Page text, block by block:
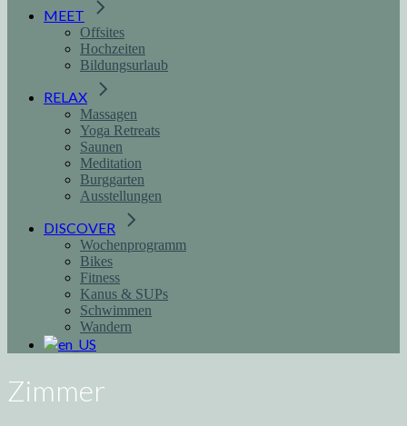
MEET
Offsites
Hochzeiten
Bildungsurlaub
RELAX
Massagen
Yoga Retreats
Saunen
Meditation
Burggarten
Ausstellungen
DISCOVER
Wochenprogramm
Bikes
Fitness
Kanus & SUPs
Schwimmen
Wandern
Zimmer